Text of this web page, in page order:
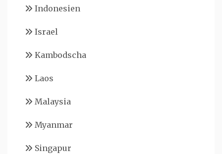
Indonesien
Israel
Kambodscha
Laos
Malaysia
Myanmar
Singapur